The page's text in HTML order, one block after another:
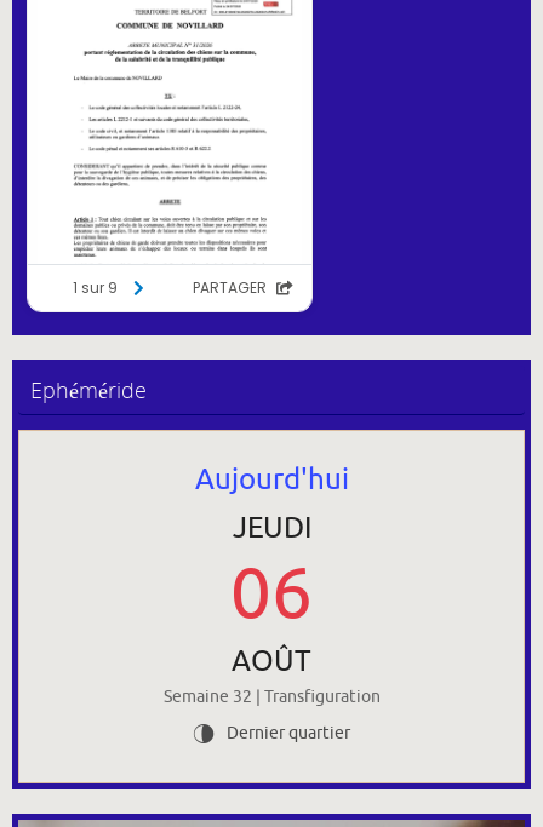
Ephéméride
Aujourd'hui
JEUDI
06
AOÛT
Semaine 32 | Transfiguration
U Dernier quartier